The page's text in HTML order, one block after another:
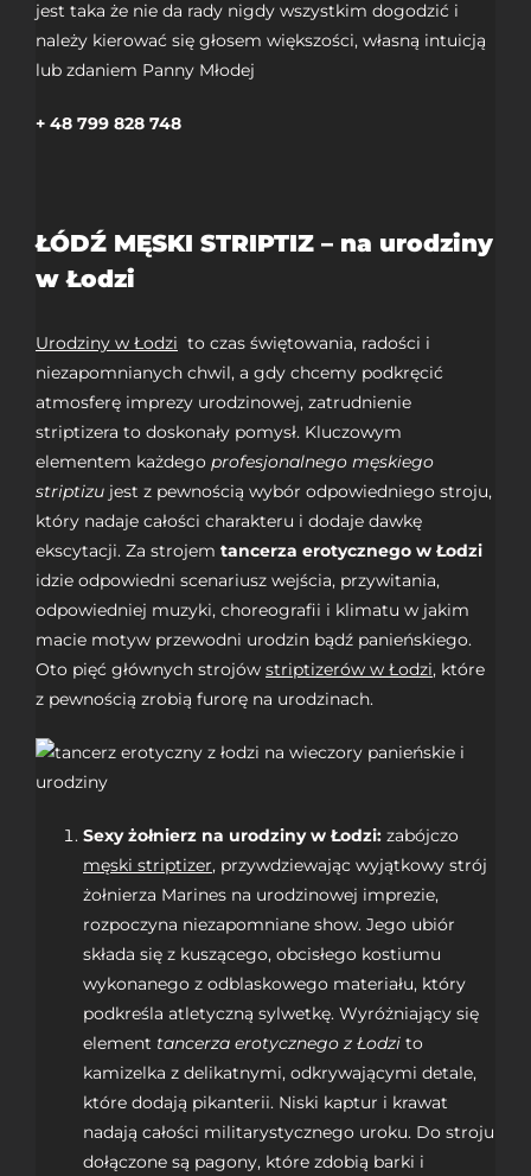
jest taka że nie da rady nigdy wszystkim dogodzić i
należy kierować się głosem większości, własną intuicją
lub zdaniem Panny Młodej
+ 48 799 828 748
ŁÓDŹ MĘSKI STRIPTIZ – na urodziny
w Łodzi
Urodziny w Łodzi to czas świętowania, radości i
niezapomnianych chwil, a gdy chcemy podkręcić
atmosferę imprezy urodzinowej, zatrudnienie
striptizera to doskonały pomysł. Kluczowym
elementem każdego profesjonalnego męskiego
striptizujest z pewnością wybór odpowiedniego stroju,
który nadaje całości charakteru i dodaje dawkę
ekscytacji. Za strojem tancerza erotycznego w Łodzi
idzie odpowiedni scenariusz wejścia, przywitania,
odpowiedniej muzyki, choreografii i klimatu w jakim
macie motyw przewodni urodzin bądź panieńskiego.
Oto pięć głównych strojów striptizerów w Łodzi, które
z pewnością zrobią furorę na urodzinach.
Sexy żołnierz na urodziny w Łodzi:zabójczo
męski striptizer, przywdziewając wyjątkowy strój
żołnierza Marines na urodzinowej imprezie,
rozpoczyna niezapomniane show. Jego ubiór
składa się z kuszącego, obcisłego kostiumu
wykonanego z odblaskowego materiału, który
podkreśla atletyczną sylwetkę. Wyróżniający się
element tancerza erotycznego z Łodzito
kamizelka z delikatnymi, odkrywającymi detale,
które dodają pikanterii. Niski kaptur i krawat
nadają całości militarystycznego uroku. Do stroju
dołączone są pagony, które zdobią barki i